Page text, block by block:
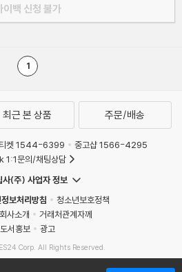
이백 신청 불가
1
최근 본 상품 주문/배송
티켓 1544-6399
중고샵 1566-4295
1:1문의/채팅상담
사(주) 사업자 정보
보처리방침
청소년보호정책
회사소개
거래처관계자께
도서홍보
광고
Corp. All Rights Reserved.